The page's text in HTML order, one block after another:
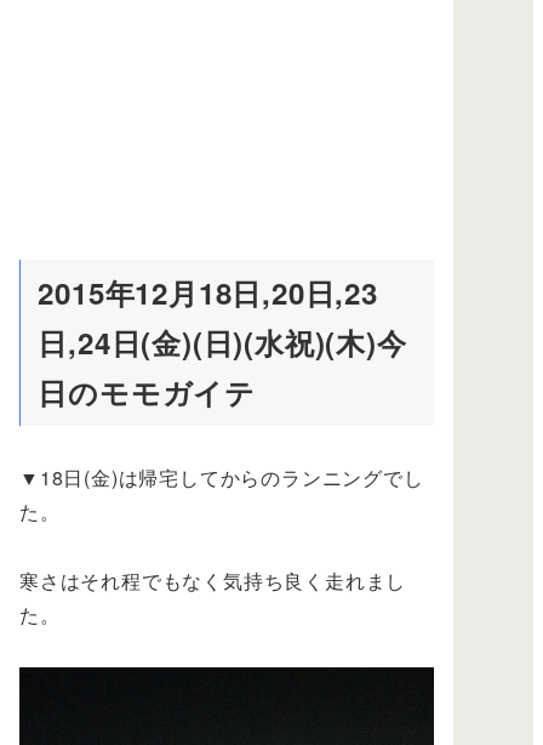
2015年12月18日,20日,23
日,24日(金)(日)(水祝)(木)今
日のモモガイテ
▼18日(金)は帰宅してからのランニングでし
た。
寒さはそれ程でもなく気持ち良く走れまし
た。